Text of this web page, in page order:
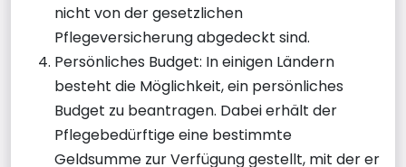
nicht von der gesetzlichen
Pflegeversicherung abgedeckt sind.
Persönliches Budget: In einigen Ländern
besteht die Möglichkeit, ein persönliches
Budget zu beantragen. Dabei erhält der
Pflegebedürftige eine bestimmte
Geldsumme zur Verfügung gestellt, mit der er